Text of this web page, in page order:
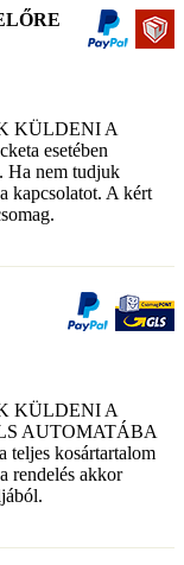
KÜLDENI A
esetében
Ha nem tudjuk
kapcsolatot. A kért
KÜLDENI A
AUTOMATÁBA
teljes kosártartalom
rendelés akkor